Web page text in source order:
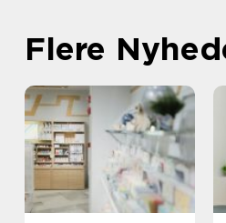
Flere